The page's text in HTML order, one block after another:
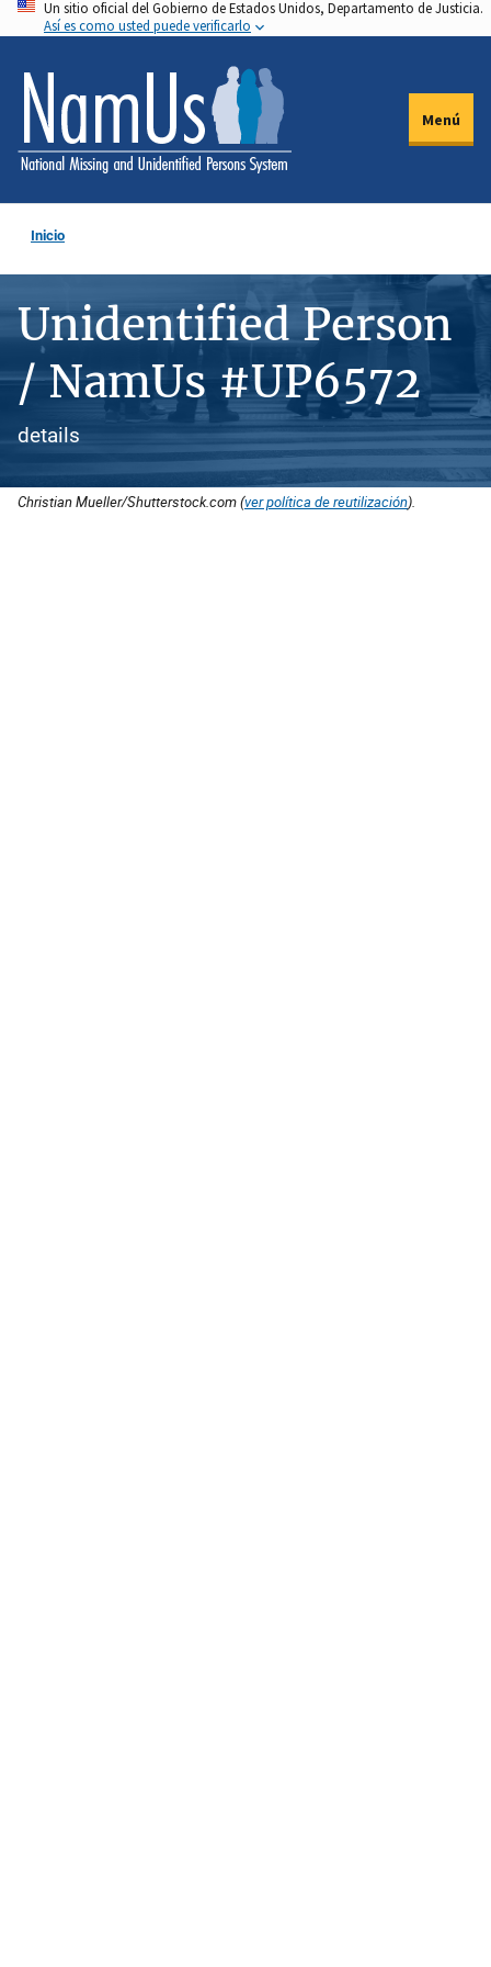
Pasar
al
contenido
principal
Un sitio oficial del Gobierno de Estados Unidos, Departamento de Justicia.
Así es como usted puede verificarlo
Menú
Inicio
Unidentified Person
/ NamUs #UP6572
details
Christian Mueller/Shutterstock.com (ver política de reutilización).